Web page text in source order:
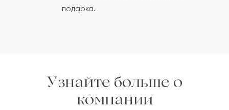
ОСТАВИТЬ ОТЗЫВ
подарка.
Узнайте больше о
компании